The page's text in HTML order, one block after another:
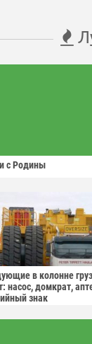
с Родины
в колонне
насос, домкрат,
знак